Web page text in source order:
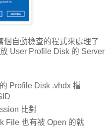
自動檢查的程式來處理了
User Profile Disk 的 Server
Profile Disk .vhdx 檔
比對
File 也有被 Open 的就